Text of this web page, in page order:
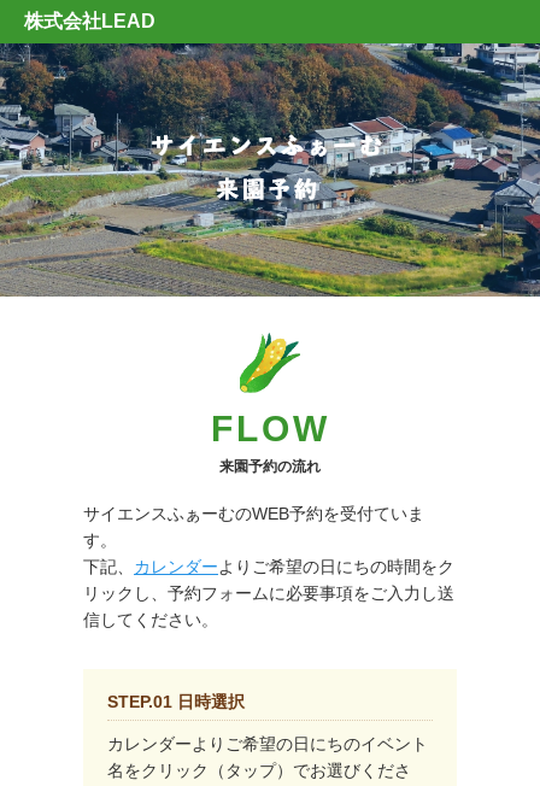
株式会社LEAD
FLOW
来園予約の流れ
サイエンスふぁーむのWEB予約を受付ていま
す。
下記、 カレンダーよりご希望の日にちの時間をク
リックし、予約フォームに必要事項をご入力し送
信してください。
STEP.01 日時選択
カレンダーよりご希望の日にちのイベント
名をクリック（タップ）でお選びくださ